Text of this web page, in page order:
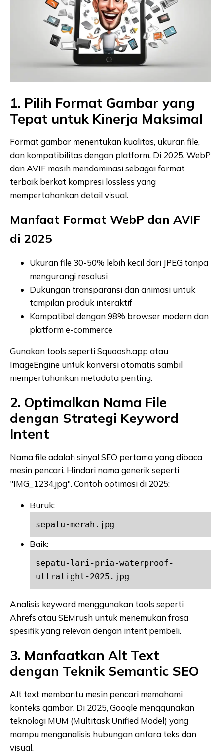
1. Pilih Format Gambar yang
Tepat untuk Kinerja Maksimal
Format gambar menentukan kualitas, ukuran file,
dan kompatibilitas dengan platform. Di 2025, WebP
dan AVIF masih mendominasi sebagai format
terbaik berkat kompresi lossless yang
mempertahankan detail visual.
Manfaat Format WebP dan AVIF
di 2025
Ukuran file 30-50% lebih kecil dari JPEG tanpa
mengurangi resolusi
Dukungan transparansi dan animasi untuk
tampilan produk interaktif
Kompatibel dengan 98% browser modern dan
platform e-commerce
Gunakan tools seperti Squoosh.app atau
ImageEngine untuk konversi otomatis sambil
mempertahankan metadata penting.
2. Optimalkan Nama File
dengan Strategi Keyword
Intent
Nama file adalah sinyal SEO pertama yang dibaca
mesin pencari. Hindari nama generik seperti
"IMG_1234.jpg". Contoh optimasi di 2025:
Buruk:
sepatu-merah.jpg
Baik:
sepatu-lari-pria-waterproof-
ultralight-2025.jpg
Analisis keyword menggunakan tools seperti
Ahrefs atau SEMrush untuk menemukan frasa
spesifik yang relevan dengan intent pembeli.
3. Manfaatkan Alt Text
dengan Teknik Semantic SEO
Alt text membantu mesin pencari memahami
konteks gambar. Di 2025, Google menggunakan
teknologi MUM (Multitask Unified Model) yang
mampu menganalisis hubungan antara teks dan
visual.